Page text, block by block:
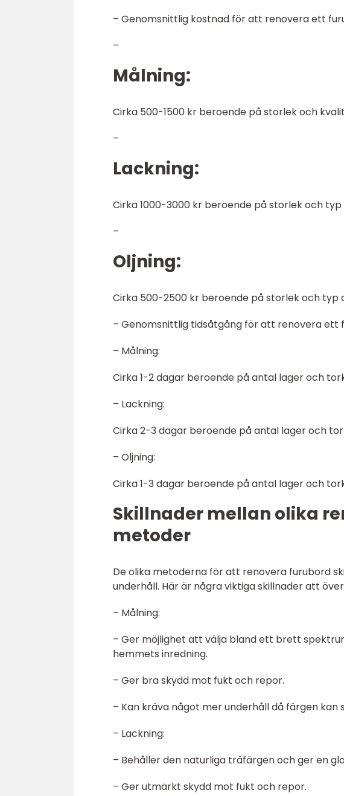
– Genomsnittlig kostnad för att renovera ett
–
Målning:
Cirka 500-1500 kr beroende på storlek och
–
Lackning:
Cirka 1000-3000 kr beroende på storlek och typ
–
Oljning:
Cirka 500-2500 kr beroende på storlek och typ
– Genomsnittlig tidsåtgång för att renovera ett
– Målning:
Cirka 1-2 dagar beroende på antal lager och
– Lackning:
Cirka 2-3 dagar beroende på antal lager och
– Oljning:
Cirka 1-3 dagar beroende på antal lager och
Skillnader mellan olika
metoder
De olika metoderna för att renovera furubord
underhåll. Här är några viktiga skillnader att
– Målning:
– Ger möjlighet att välja bland ett brett
hemmets inredning.
– Ger bra skydd mot fukt och repor.
– Kan kräva något mer underhåll då färgen kan
– Lackning:
– Behåller den naturliga träfärgen och ger en
– Ger utmärkt skydd mot fukt och repor.